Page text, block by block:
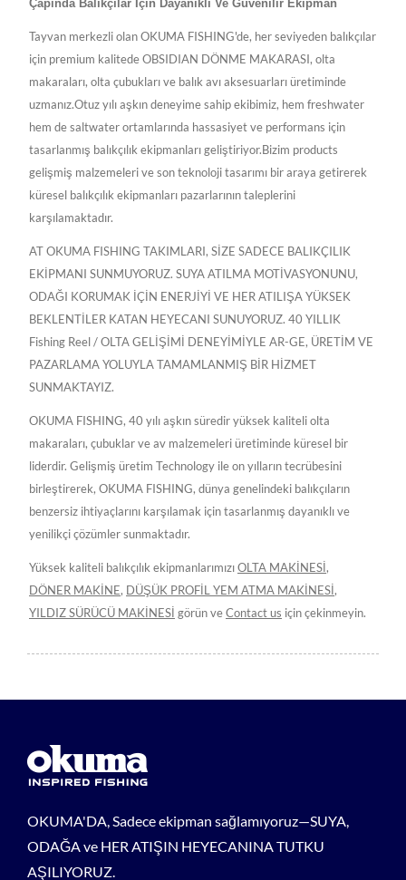
Çapında Balıkçılar İçin Dayanıklı Ve Güvenilir Ekipman
Tayvan merkezli olan OKUMA FISHING'de, her seviyeden balıkçılar
için premium kalitede OBSIDIAN DÖNME MAKARASI, olta
makaraları, olta çubukları ve balık avı aksesuarları üretiminde
uzmanız.Otuz yılı aşkın deneyime sahip ekibimiz, hem freshwater
hem de saltwater ortamlarında hassasiyet ve performans için
tasarlanmış balıkçılık ekipmanları geliştiriyor.Bizim products
gelişmiş malzemeleri ve son teknoloji tasarımı bir araya getirerek
küresel balıkçılık ekipmanları pazarlarının taleplerini
karşılamaktadır.
AT OKUMA FISHING TAKIMLARI, SİZE SADECE BALIKÇILIK
EKİPMANI SUNMUYORUZ. SUYA ATILMA MOTİVASYONUNU,
ODAĞI KORUMAK İÇİN ENERJİYİ VE HER ATILIŞA YÜKSEK
BEKLENTİLER KATAN HEYECANI SUNUYORUZ. 40 YILLIK
Fishing Reel / OLTA GELİŞİMİ DENEYİMİYLE AR-GE, ÜRETİM VE
PAZARLAMA YOLUYLA TAMAMLANMIŞ BİR HİZMET
SUNMAKTAYIZ.
OKUMA FISHING, 40 yılı aşkın süredir yüksek kaliteli olta
makaraları, çubuklar ve av malzemeleri üretiminde küresel bir
liderdir. Gelişmiş üretim Technology ile on yılların tecrübesini
birleştirerek, OKUMA FISHING, dünya genelindeki balıkçıların
benzersiz ihtiyaçlarını karşılamak için tasarlanmış dayanıklı ve
yenilikçi çözümler sunmaktadır.
Yüksek kaliteli balıkçılık ekipmanlarımızıOLTA MAKİNESİ,
DÖNER MAKİNE, DÜŞÜK PROFİL YEM ATMA MAKİNESİ,
YILDIZ SÜRÜCÜ MAKİNESİ görün veContact us için çekinmeyin.
OKUMA'DA, Sadece ekipman sağlamıyoruz—SUYA,
ODAĞA ve HER ATIŞIN HEYECANINA TUTKU
AŞILIYORUZ.